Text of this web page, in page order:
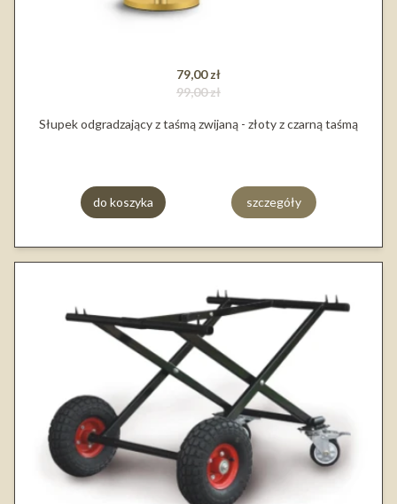
79,00 zł
99,00 zł
Słupek odgradzający z taśmą zwijaną - złoty z czarną taśmą
do koszyka szczegóły